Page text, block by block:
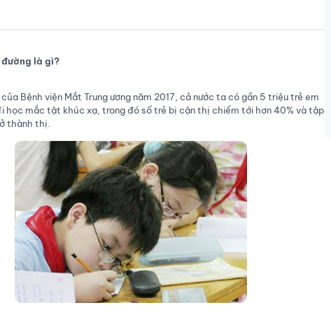
đường là gì?
Bệnh viện Mắt Trung ương năm 2017, cả nước ta có gần 5 triệu trẻ em
học mắc tật khúc xạ, trong đó số trẻ bị cận thị chiếm tới hơn 40% và tập
thành thị.